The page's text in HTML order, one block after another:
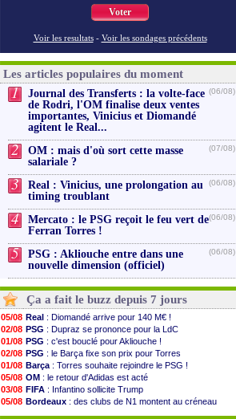
Voter
Voir les resultats - Voir les sondages précédents
Les articles populaires du moment
1
Journal des Transferts : la volte-face
de Rodri, l'OM finalise deux ventes
importantes, Vinicius et Diomandé
agitent le Real...
(06/08)
2
OM : mais d'où sort cette masse
salariale ?
(07/08)
3
Real : Vinicius, une prolongation au
timing troublant
(06/08)
4
Mercato : le PSG reçoit le feu vert de
Ferran Torres !
(06/08)
5
PSG : Akliouche entre dans une
nouvelle dimension (officiel)
(06/08)
Ça a fait le buzz depuis 7 jours
05/08 Real : Diomandé arrive pour 140 M€ !
02/08 PSG : Dupraz se prononce pour la LdC
01/08 PSG : c'est bouclé pour Akliouche !
02/08 PSG : le Barça fixe son prix pour Torres
01/08 Barça : Torres souhaite rejoindre le PSG !
05/08 OM : le retour d'Adidas est acté
03/08 FIFA : Infantino sollicite Trump
05/08 Bordeaux : des clubs de N1 montent au créneau